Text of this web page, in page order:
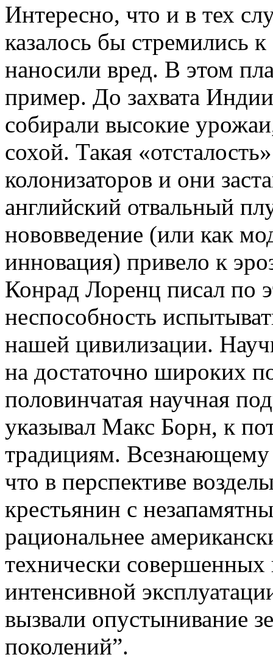
Интересно, что и в тех
казалось бы стремились
наносили вред. В этом
пример. До захвата
собирали высокие
сохой. Такая
колонизаторов и они
английский отвальный
нововведение (или как
инновация) привело к
Конрад Лоренц писал по
неспособность
нашей цивилизации.
на достаточно широких
половинчатая научная
указывал Макс Борн, к
традициям. Всезнающему
что в перспективе
крестьянин с
рациональнее
технически
интенсивной
вызвали опустынивание
поколений”.